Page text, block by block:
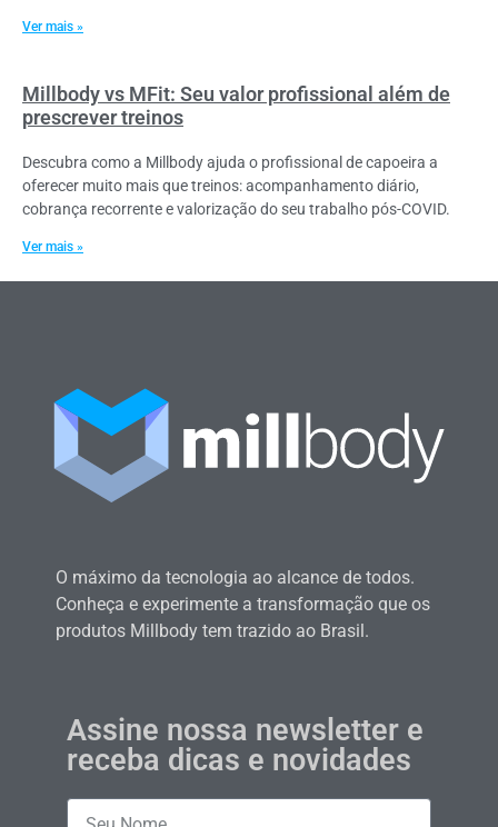
Ver mais »
Millbody vs MFit: Seu valor profissional além de
prescrever treinos
Descubra como a Millbody ajuda o profissional de capoeira a
oferecer muito mais que treinos: acompanhamento diário,
cobrança recorrente e valorização do seu trabalho pós-COVID.
Ver mais »
O máximo da tecnologia ao alcance de todos.
Conheça e experimente a transformação que os
produtos Millbody tem trazido ao Brasil.
Assine nossa newsletter e
receba dicas e novidades